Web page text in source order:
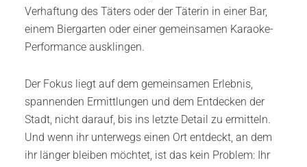
Verhaftung des Täters oder der Täterin in einer Bar,
einem Biergarten oder einer gemeinsamen Karaoke-
Performance ausklingen.
Der Fokus liegt auf dem gemeinsamen Erlebnis,
spannenden Ermittlungen und dem Entdecken der
Stadt, nicht darauf, bis ins letzte Detail zu ermitteln.
Und wenn ihr unterwegs einen Ort entdeckt, an dem
ihr länger bleiben möchtet, ist das kein Problem: Ihr